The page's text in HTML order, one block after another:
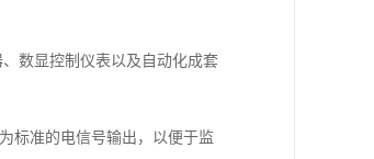
数显控制仪表以及自动化成套
标准的电信号输出，以便于监